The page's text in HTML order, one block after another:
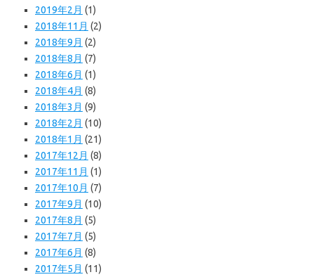
2019年2月 (1)
2018年11月 (2)
2018年9月 (2)
2018年8月 (7)
2018年6月 (1)
2018年4月 (8)
2018年3月 (9)
2018年2月 (10)
2018年1月 (21)
2017年12月 (8)
2017年11月 (1)
2017年10月 (7)
2017年9月 (10)
2017年8月 (5)
2017年7月 (5)
2017年6月 (8)
2017年5月 (11)